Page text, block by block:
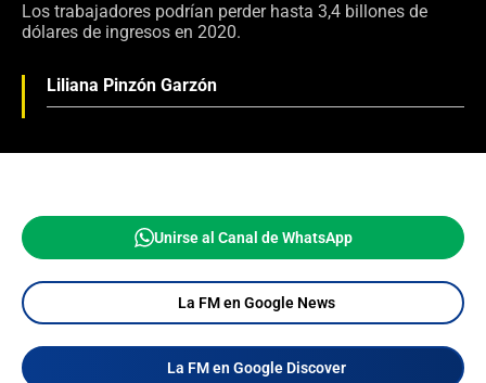
Los trabajadores podrían perder hasta 3,4 billones de
dólares de ingresos en 2020.
Liliana Pinzón Garzón
Unirse al Canal de WhatsApp
La FM en Google News
La FM en Google Discover